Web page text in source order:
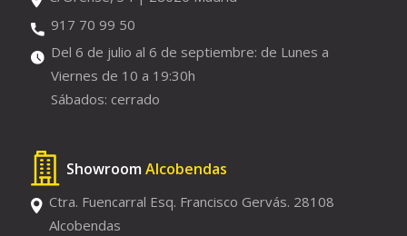
917 70 99 50
Del 6 de julio al 6 de septiembre: de Lunes a
Viernes de 10 a 19:30h
Sábados: cerrado
Showroom Alcobendas
Ctra. Fuencarral Esq. Francisco Gervás. 28108
Alcobendas